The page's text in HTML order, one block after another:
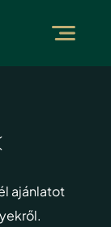
ajánlatot